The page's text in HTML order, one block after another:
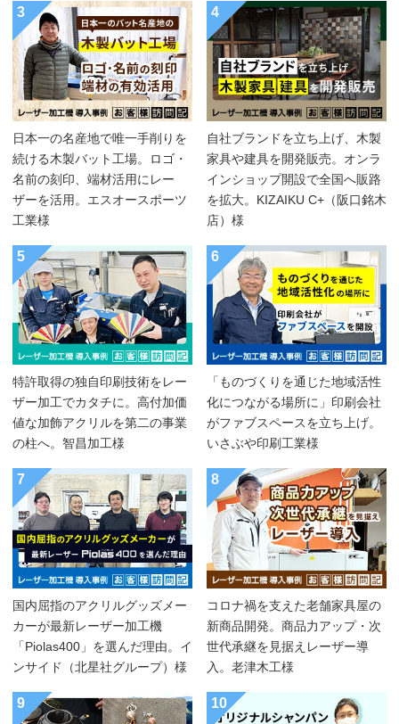
3
日本一の名産地で唯一手削りを
続ける木製バット工場。ロゴ・
名前の刻印、端材活用にレー
ザーを活用。エスオースポーツ
工業様
4
自社ブランドを立ち上げ、木製
家具や建具を開発販売。オンラ
インショップ開設で全国へ販路
を拡大。KIZAIKU C+（阪口銘木
店）様
5
特許取得の独自印刷技術をレー
ザー加工でカタチに。高付加価
値な加飾アクリルを第二の事業
の柱へ。智昌加工様
6
「ものづくりを通じた地域活性
化につながる場所に」印刷会社
がファブスペースを立ち上げ。
いさぶや印刷工業様
7
国内屈指のアクリルグッズメー
カーが最新レーザー加工機
「Piolas400」を選んだ理由。イ
ンサイド（北星社グループ）様
8
コロナ禍を支えた老舗家具屋の
新商品開発。商品力アップ・次
世代承継を見据えレーザー導
入。老津木工様
9 10